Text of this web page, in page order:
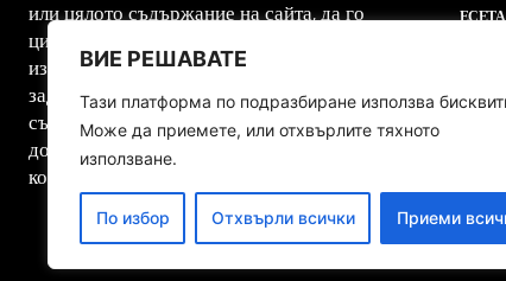
ВИЕ РЕШАВАТЕ
Тази платформа по подразбиране използва
Може да приемете, или отхвърлите тяхното
използване.
По избор Отхвърли всички Приеми
или цялото съдържание на сайта, да го
цитира, публикува, печата вкл.
изображенията, като при това се
задължава да посочи автора на
съответната публикация дотолкова,
доколкото не използва съдържанието за
комерсиални цели
ЕСЕТА